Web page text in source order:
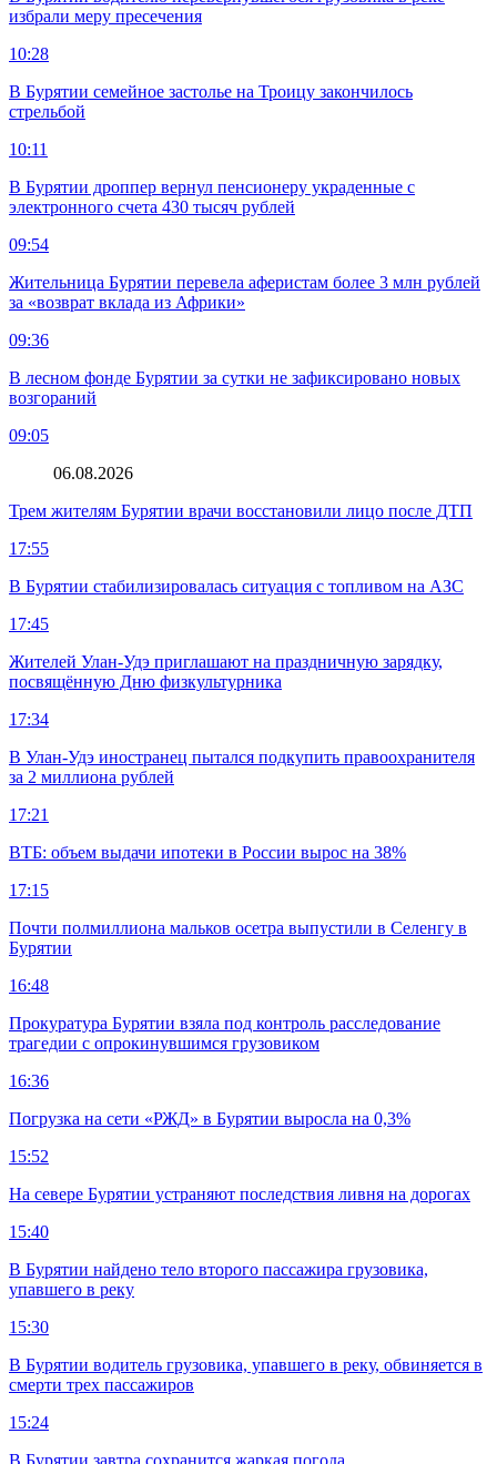
избрали меру пресечения
10:28
В Бурятии семейное застолье на Троицу закончилось
стрельбой
10:11
В Бурятии дроппер вернул пенсионеру украденные с
электронного счета 430 тысяч рублей
09:54
Жительница Бурятии перевела аферистам более 3 млн рублей
за «возврат вклада из Африки»
09:36
В лесном фонде Бурятии за сутки не зафиксировано новых
возгораний
09:05
06.08.2026
Трем жителям Бурятии врачи восстановили лицо после ДТП
17:55
В Бурятии стабилизировалась ситуация с топливом на АЗС
17:45
Жителей Улан-Удэ приглашают на праздничную зарядку,
посвящённую Дню физкультурника
17:34
В Улан-Удэ иностранец пытался подкупить правоохранителя
за 2 миллиона рублей
17:21
ВТБ: объем выдачи ипотеки в России вырос на 38%
17:15
Почти полмиллиона мальков осетра выпустили в Селенгу в
Бурятии
16:48
Прокуратура Бурятии взяла под контроль расследование
трагедии с опрокинувшимся грузовиком
16:36
Погрузка на сети «РЖД» в Бурятии выросла на 0,3%
15:52
На севере Бурятии устраняют последствия ливня на дорогах
15:40
В Бурятии найдено тело второго пассажира грузовика,
упавшего в реку
15:30
В Бурятии водитель грузовика, упавшего в реку, обвиняется в
смерти трех пассажиров
15:24